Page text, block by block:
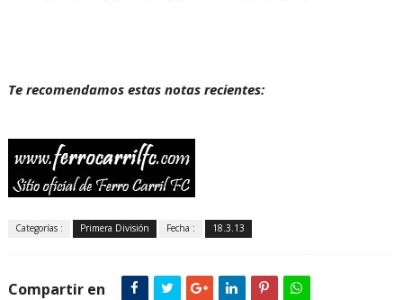
Te recomendamos estas notas recientes:
Categorías : Primera División Fecha : 18.3.13
Compartir en